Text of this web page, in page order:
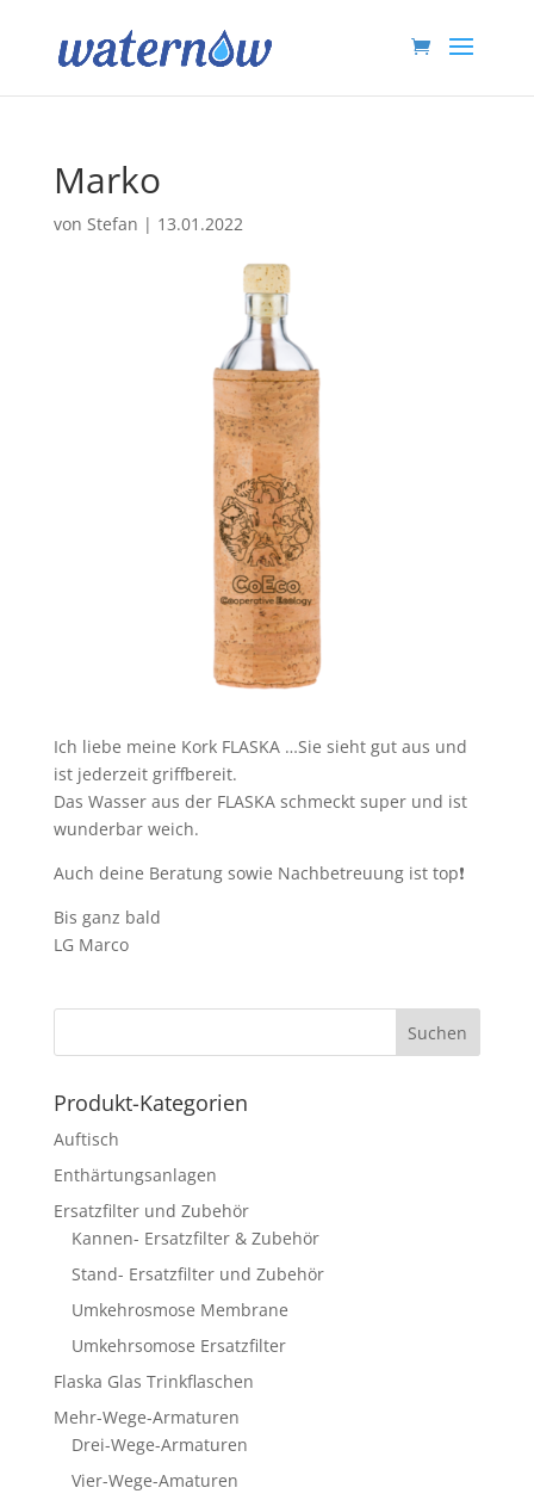
Marko
von Stefan | 13.01.2022
Ich liebe meine Kork FLASKA …Sie sieht gut aus und
ist jederzeit griffbereit.
Das Wasser aus der FLASKA schmeckt super und ist
wunderbar weich.
Auch deine Beratung sowie Nachbetreuung ist top❗️
Bis ganz bald
LG Marco
Produkt-Kategorien
Auftisch
Enthärtungsanlagen
Ersatzfilter und Zubehör
Kannen- Ersatzfilter & Zubehör
Stand- Ersatzfilter und Zubehör
Umkehrosmose Membrane
Umkehrsomose Ersatzfilter
Flaska Glas Trinkflaschen
Mehr-Wege-Armaturen
Drei-Wege-Armaturen
Vier-Wege-Amaturen